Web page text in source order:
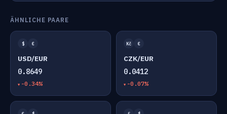
ÄHNLICHE PAARE
$ €
USD/EUR
0.8649
-0.34%
Kč €
CZK/EUR
0.0412
-0.07%